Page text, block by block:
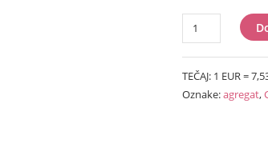
Agregat
RURIS
R-
power
GE2500S
TEČAJ: 1 EUR =
Oznake:agregat,